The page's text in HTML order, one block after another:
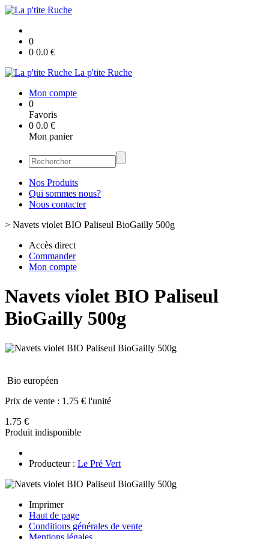
0
0 0.0 €
La p'tite Ruche
Mon compte
0
Favoris
0 0.0 €
Mon panier
Nos Produits
Qui sommes nous?
Nous contacter
> Navets violet BIO Paliseul BioGailly 500g
Accès direct
Commander
Mon compte
Navets violet BIO Paliseul
BioGailly 500g
Bio européen
Prix de vente : 1.75 € l'unité
1.75 €
Produit indisponible
Producteur : Le Pré Vert
Imprimer
Haut de page
Conditions générales de vente
Mentions légales